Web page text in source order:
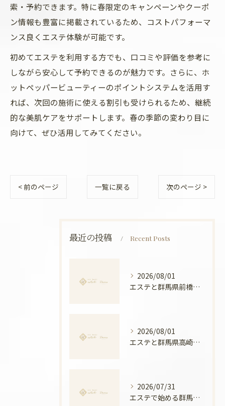
索・予約できます。特に春限定のキャンペーンやクーポ
ン情報も豊富に掲載されているため、コストパフォーマ
ンス良くエステ体験が可能です。
初めてエステを利用する方でも、口コミや評価を参考に
しながら安心して予約できるのが魅力です。さらに、ホ
ットペッパービューティーのポイントシステムを活用す
れば、次回の施術に使える割引も受けられるため、継続
的な美肌ケアをサポートします。春の季節の変わり目に
向けて、ぜひ活用してみてください。
< 前のページ 一覧に戻る 次のページ >
最近の投稿 Recent Posts
2026/08/01
エステと群馬県前橋市ボディメンテナンス徹底比較と安心できる選び方ガイド
2026/08/01
エステと群馬県高崎市の骨盤ケアで叶える産後ケアと美姿勢の新常識
2026/07/31
エステで始める群馬県高崎市の温活美容と冷え対策徹底ガイド